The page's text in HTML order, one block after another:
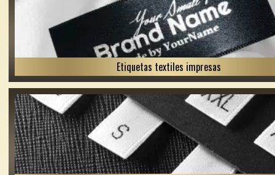
Etiquetas textiles impresas